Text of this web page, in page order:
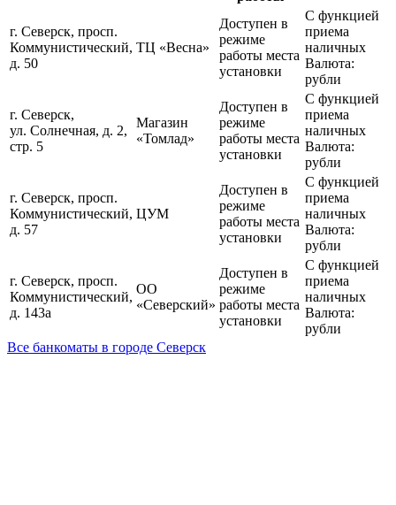
г. Северск, просп.
Коммунистический,
д. 50
ТЦ «Весна»
Доступен в
режиме
работы места
установки
С функцией
приема
наличных
Валюта:
рубли
г. Северск,
ул. Солнечная, д. 2,
стр. 5
Магазин
«Томлад»
Доступен в
режиме
работы места
установки
С функцией
приема
наличных
Валюта:
рубли
г. Северск, просп.
Коммунистический,
д. 57
ЦУМ
Доступен в
режиме
работы места
установки
С функцией
приема
наличных
Валюта:
рубли
г. Северск, просп.
Коммунистический,
д. 143а
ОО
«Северский»
Доступен в
режиме
работы места
установки
С функцией
приема
наличных
Валюта:
рубли
Все банкоматы в городе Северск